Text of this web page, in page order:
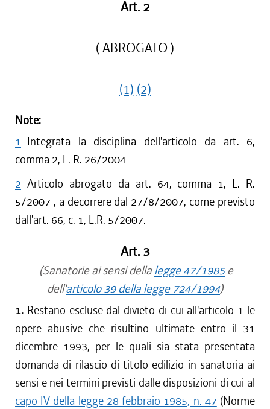
Art. 2
( ABROGATO )
(1) (2)
Note:
1 Integrata la disciplina dell'articolo da art. 6,
comma 2, L. R. 26/2004
2 Articolo abrogato da art. 64, comma 1, L. R.
5/2007 , a decorrere dal 27/8/2007, come previsto
dall'art. 66, c. 1, L.R. 5/2007.
Art. 3
(Sanatorie ai sensi della legge 47/1985e
dell'articolo 39 della legge 724/1994)
1. Restano escluse dal divieto di cui all'articolo 1 le
opere abusive che risultino ultimate entro il 31
dicembre 1993, per le quali sia stata presentata
domanda di rilascio di titolo edilizio in sanatoria ai
sensi e nei termini previsti dalle disposizioni di cui al
capo IV della legge 28 febbraio 1985, n. 47 (Norme